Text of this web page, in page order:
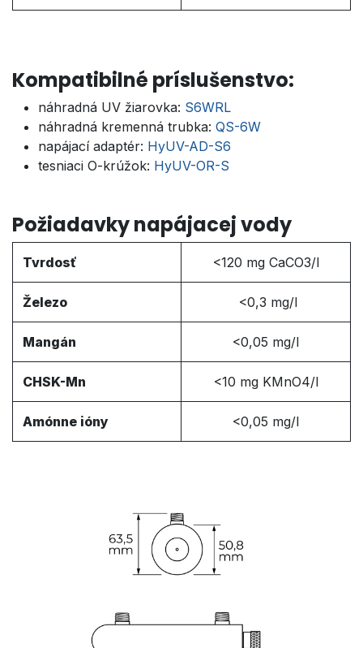
Kompatibilné príslušenstvo:
náhradná UV žiarovka: S6WRL
náhradná kremenná trubka: QS-6W
napájací adaptér: HyUV-AD-S6
tesniaci O-krúžok: HyUV-OR-S
Požiadavky napájacej vody
Tvrdosť <120 mg CaCO3/l
Železo <0,3 mg/l
Mangán <0,05 mg/l
CHSK-Mn <10 mg KMnO4/l
Amónne ióny <0,05 mg/l